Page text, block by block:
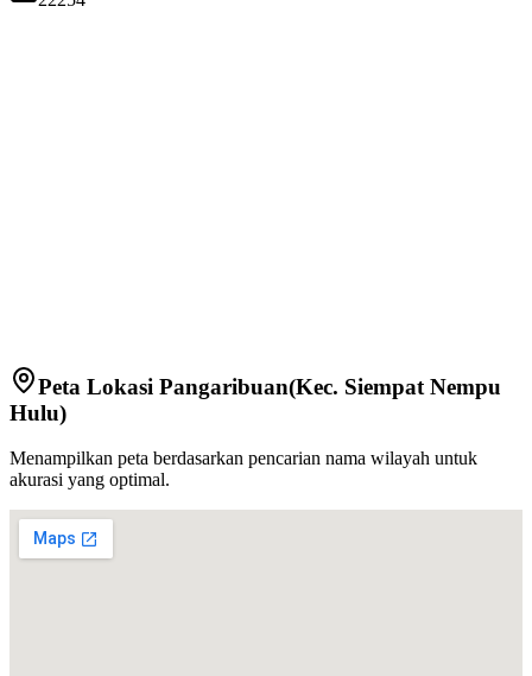
Peta Lokasi Pangaribuan(Kec. Siempat Nempu
Hulu)
Menampilkan peta berdasarkan pencarian nama wilayah untuk
akurasi yang optimal.